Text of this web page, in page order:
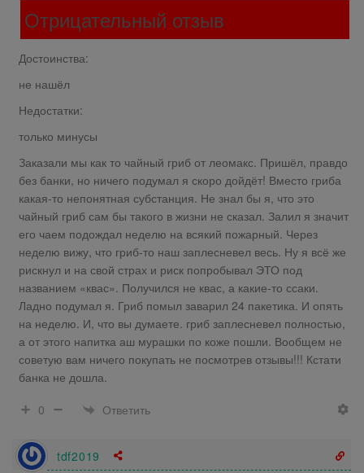
Отрицательный отзыв
Достоинства:
не нашёл
Недостатки:
только минусы
Заказали мы как то чайный гриб от леомакс. Пришёл, правдо
без банки, но ничего подумал я скоро дойдёт! Вместо гриба
какая-то непонятная субстанция. Не знал бы я, что это
чайный гриб сам бы такого в жизни не сказал. Залил я значит
его чаем подождал неделю на всякий пожарный. Через
неделю вижу, что гриб-то наш заплесневел весь. Ну я всё же
рискнул и на свой страх и риск попробывал ЭТО под
названием «квас». Получился не квас, а какие-то ссаки.
Ладно подумал я. Гриб помыл заварил 24 пакетика. И опять
на неделю. И, что вы думаете. гриб заплесневел полностью,
а от этого напитка аш мурашки по коже пошли. Вообщем не
советую вам ничего покупать не посмотрев отзывы!!! Кстати
банка не дошла.
0
Ответить
tdf2019